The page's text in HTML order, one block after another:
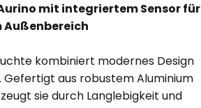
mit integriertem Sensor für
kombiniert modernes Design
aus robustem Aluminium
sie durch Langlebigkeit und